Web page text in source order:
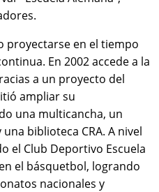
proyectarse en el tiempo
En 2002 accede a la
a un proyecto del
ampliar su
una multicancha, un
biblioteca CRA. A nivel
el Club Deportivo Escuela
el básquetbol, logrando
nacionales y